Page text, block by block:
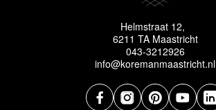
Helmstraat 12,
6211 TA Maastricht
043-3212926
info@koremanmaastricht.nl